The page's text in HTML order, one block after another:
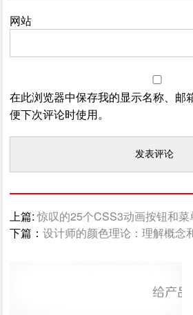
网站
在此浏览器中保存我的显示名称、邮
便下次评论时使用。
上篇:惊叹的25个CSS3动画按钮和菜
下篇：设计师的颜色理论：理解概念